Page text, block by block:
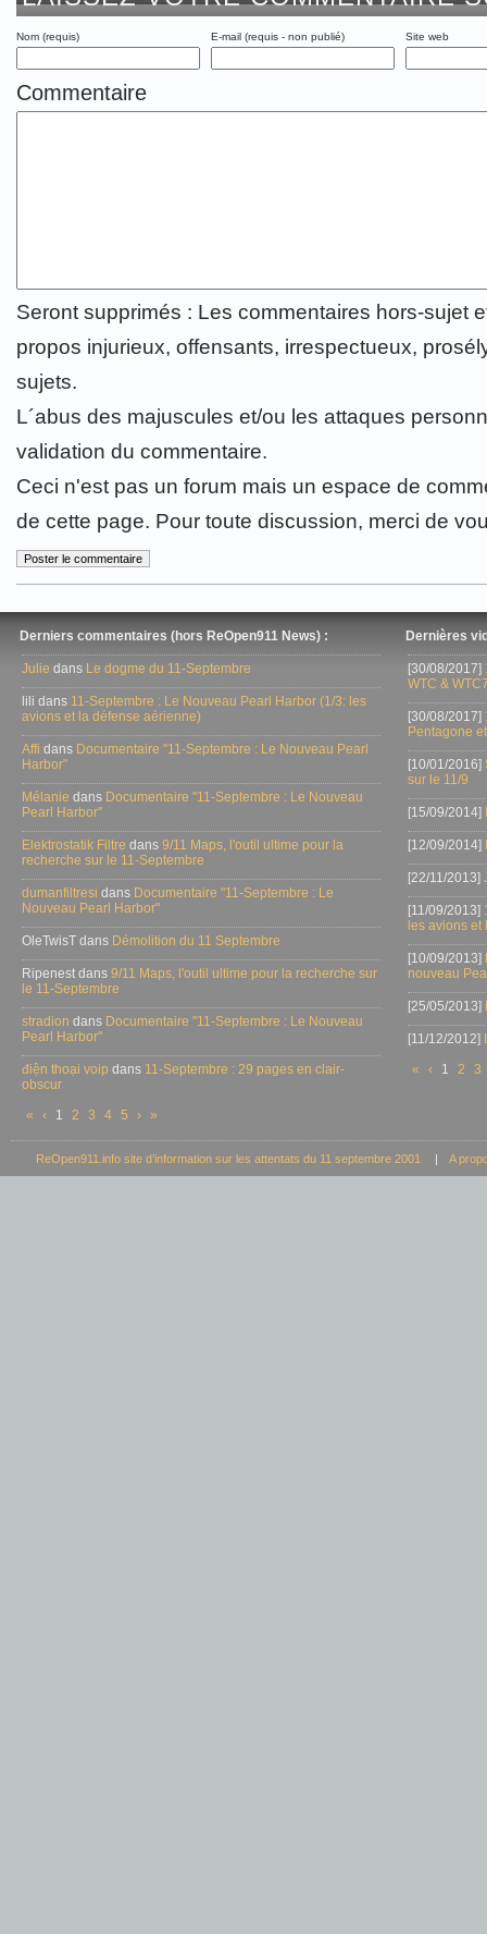
Nom (requis) E-mail (requis - non publié) Site web
Commentaire
Seront supprimés : Les commentaires hors-sujet
propos injurieux, offensants, irrespectueux,
sujets.
L´abus des majuscules et/ou les attaques
validation du commentaire.
Ceci n'est pas un forum mais un espace de
de cette page. Pour toute discussion, merci de
Derniers commentaires (hors ReOpen911 News) :
Julie dans Le dogme du 11-Septembre
lili dans 11-Septembre : Le Nouveau Pearl Harbor (1/3: les
avions et la défense aérienne)
Affi dans Documentaire "11-Septembre : Le Nouveau Pearl
Harbor"
Mélanie dans Documentaire "11-Septembre : Le Nouveau
Pearl Harbor"
Elektrostatik Filtre dans 9/11 Maps, l'outil ultime pour la
recherche sur le 11-Septembre
dumanfiltresi dans Documentaire "11-Septembre : Le
Nouveau Pearl Harbor"
OleTwisT dans Démolition du 11 Septembre
Ripenest dans 9/11 Maps, l'outil ultime pour la recherche sur
le 11-Septembre
stradion dans Documentaire "11-Septembre : Le Nouveau
Pearl Harbor"
điện thoại voip dans 11-Septembre : 29 pages en clair-
obscur
«
‹ 1 2 3 4 5 › »
Dernières
[30/08/2017]
WTC &
[30/08/2017]
Pentagone
[10/01/2016]
sur le 11/9
[15/09/2014]
[12/09/2014]
[22/11/2013]
[11/09/2013]
les avions
[10/09/2013]
nouveau
[25/05/2013]
[11/12/2012]
«
‹ 1 2 3
ReOpen911.info site d’information sur les attentats du 11 septembre 2001 | A